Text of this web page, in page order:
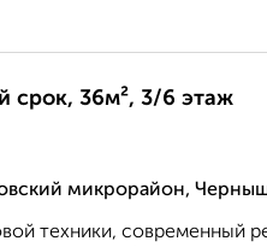
срок, 36м², 3/6 этаж
микрорайон,
техники, современный